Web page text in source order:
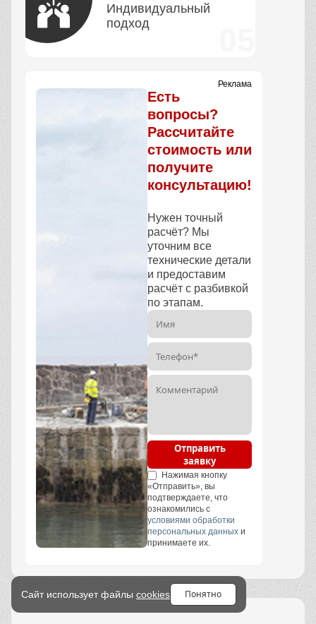
Индивидуальный
подход
Реклама
Есть
вопросы?
Рассчитайте
стоимость или
получите
консультацию!
Нужен точный
расчёт? Мы
уточним все
технические детали
и предоставим
расчёт с разбивкой
по этапам.
Отправить
заявку
Нажимая кнопку
«Отправить», вы
подтверждаете, что
ознакомились с
условиями обработки
персональных данных и
принимаете их.
Сайт использует файлы cookies Понятно